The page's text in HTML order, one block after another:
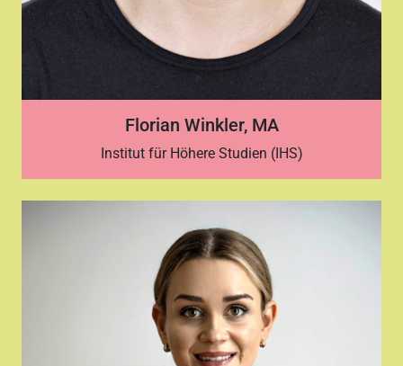
Florian Winkler, MA
Institut für Höhere Studien (IHS)